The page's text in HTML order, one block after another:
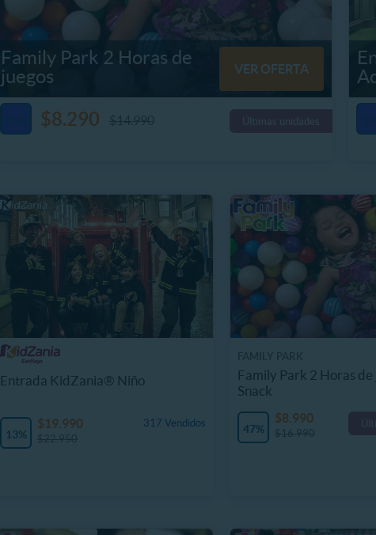
Family Park 2 Horas de
juegos
VER OFERTA
Últimas unidades
$8.290
Entrada KidZania® Niño
13%
317 Vendidos
$19.990
Family Park 2 Horas de
Snack
47%
$8.990